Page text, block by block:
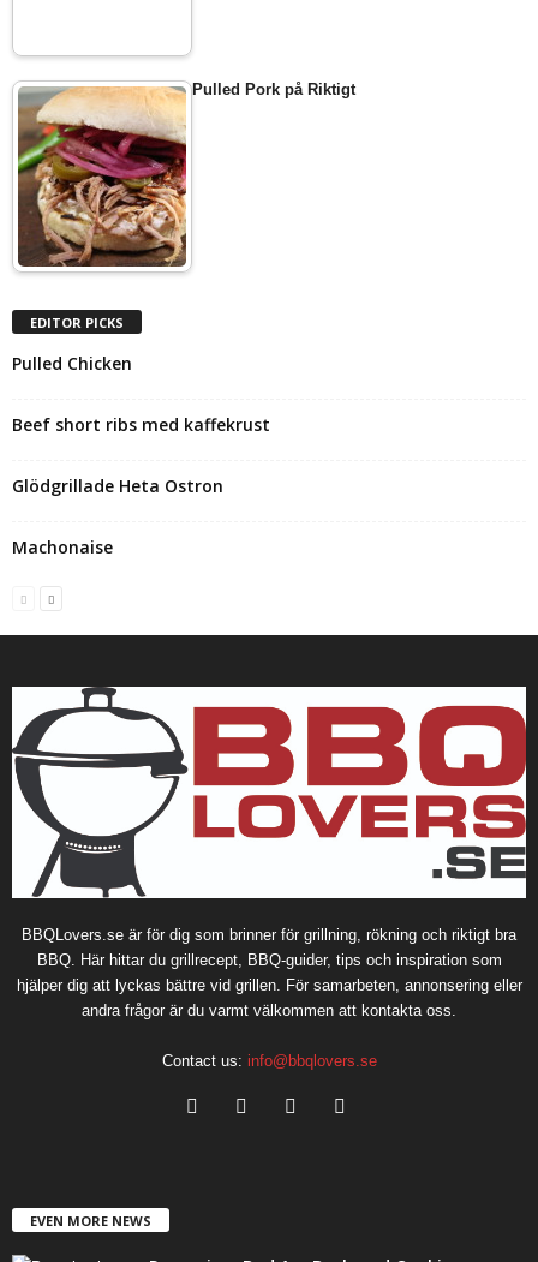
Pulled Pork på Riktigt
EDITOR PICKS
Pulled Chicken
Beef short ribs med kaffekrust
Glödgrillade Heta Ostron
Machonaise
BBQLovers.se är för dig som brinner för grillning, rökning och riktigt bra
BBQ. Här hittar du grillrecept, BBQ-guider, tips och inspiration som
hjälper dig att lyckas bättre vid grillen. För samarbeten, annonsering eller
andra frågor är du varmt välkommen att kontakta oss.
Contact us: info@bbqlovers.se
EVEN MORE NEWS